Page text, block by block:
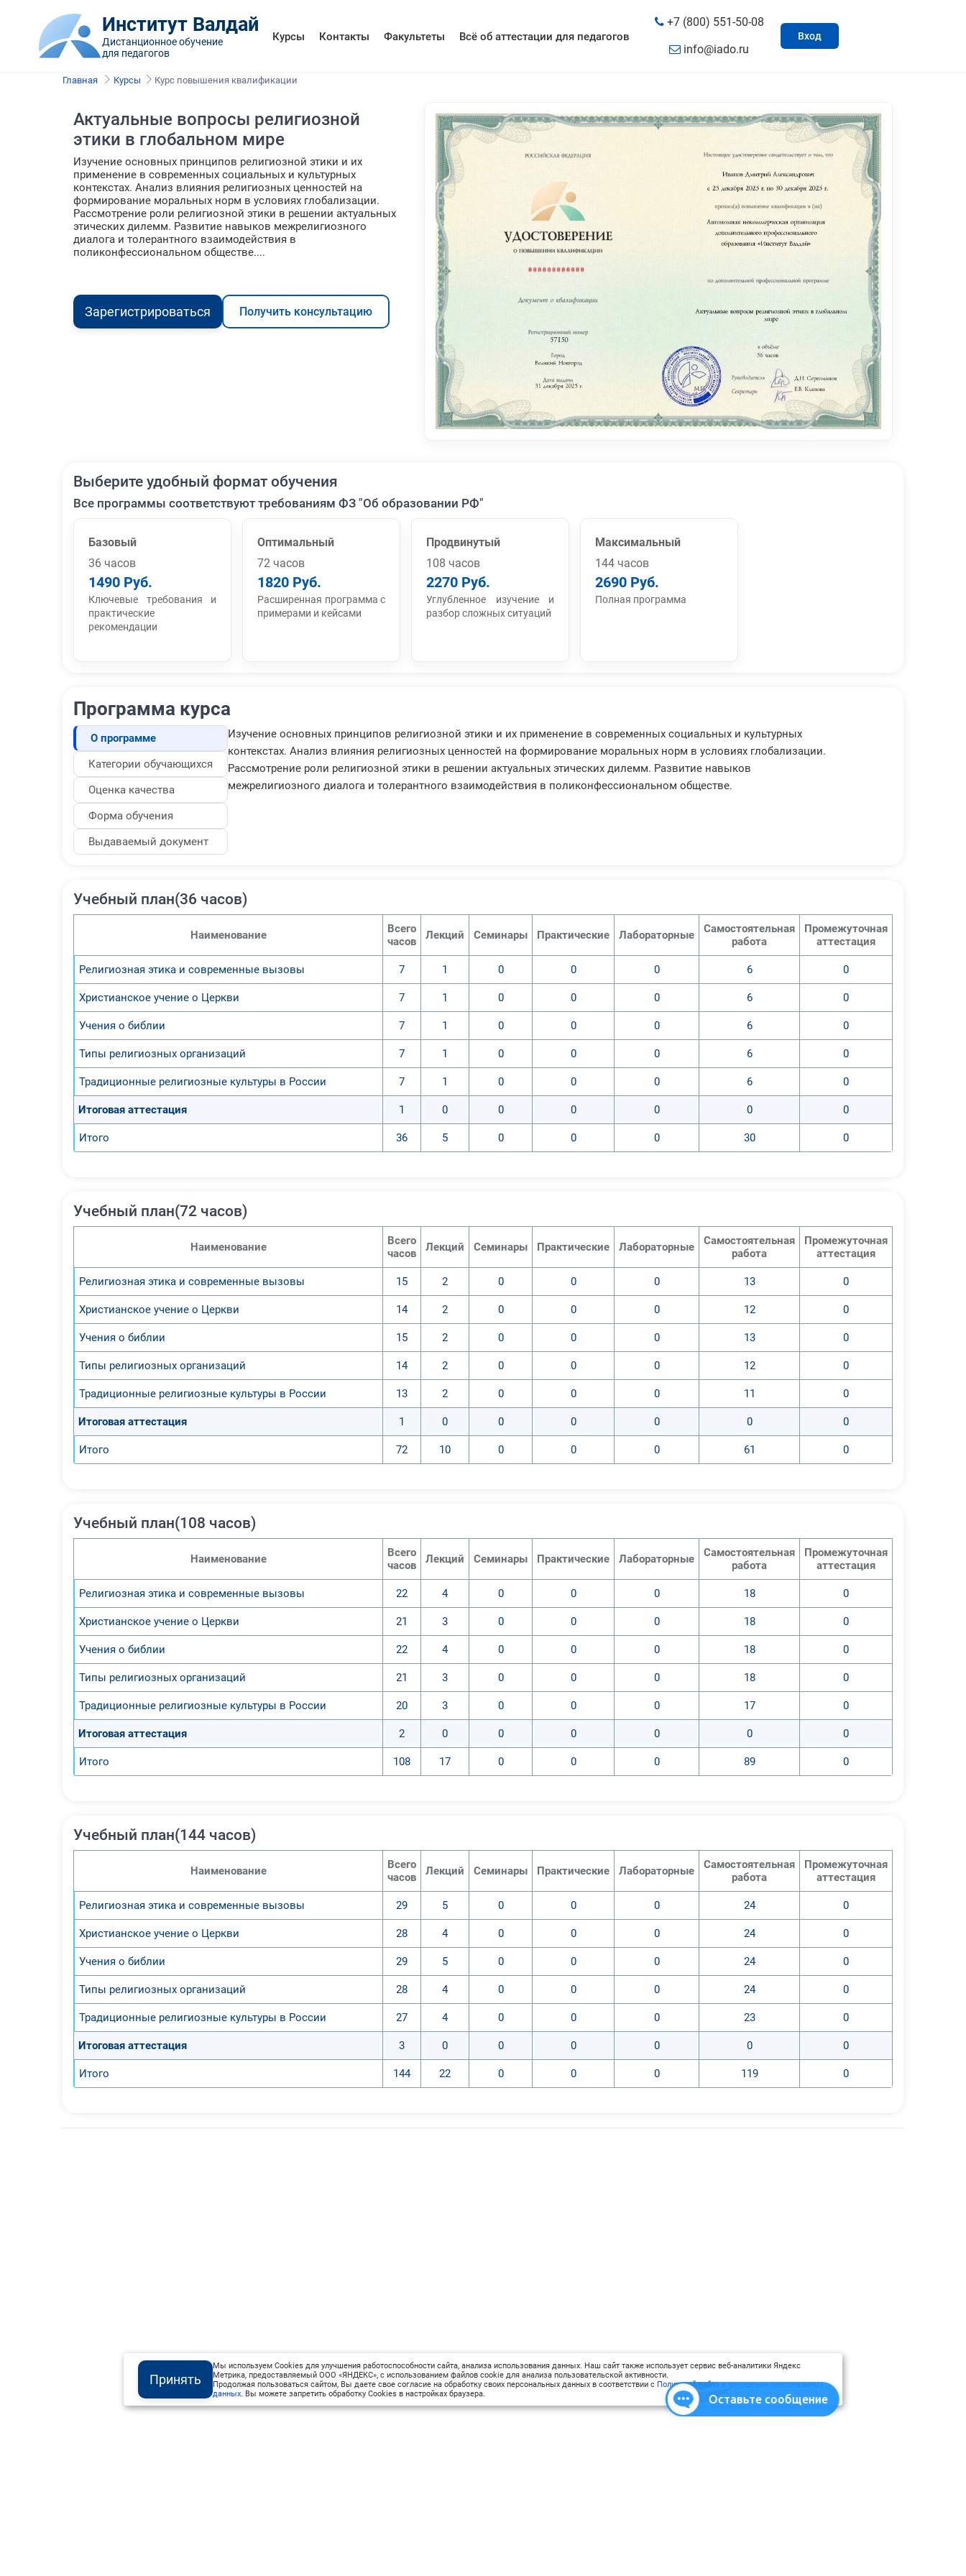
Институт Валдай
Дистанционное обучение
для педагогов
Курсы Контакты Факультеты Всё об аттестации для педагогов
+7 (800) 551-50-08
info@iado.ru
Вход
Главная Курсы Курс повышения квалификации
Актуальные вопросы религиозной
этики в глобальном мире
Изучение основных принципов религиозной этики и их
применение в современных социальных и культурных
контекстах. Анализ влияния религиозных ценностей на
формирование моральных норм в условиях глобализации.
Рассмотрение роли религиозной этики в решении актуальных
этических дилемм. Развитие навыков межрелигиозного
диалога и толерантного взаимодействия в
поликонфессиональном обществе....
Зарегистрироваться Получить консультацию
Выберите удобный формат обучения
Все программы соответствуют требованиям ФЗ "Об образовании РФ"
Базовый
36 часов
1490 Руб.
Ключевые требования и
практические
рекомендации
Оптимальный
72 часов
1820 Руб.
Расширенная программа с
примерами и кейсами
Продвинутый
108 часов
2270 Руб.
Углубленное изучение и
разбор сложных ситуаций
Максимальный
144 часов
2690 Руб.
Полная программа
Программа курса
О программе
Категории обучающихся
Оценка качества
Форма обучения
Выдаваемый документ
Изучение основных принципов религиозной этики и их применение в современных социальных и культурных
контекстах. Анализ влияния религиозных ценностей на формирование моральных норм в условиях глобализации.
Рассмотрение роли религиозной этики в решении актуальных этических дилемм. Развитие навыков
межрелигиозного диалога и толерантного взаимодействия в поликонфессиональном обществе.
Учебный план(36 часов)
Наименование
Всего
часов
Лекций Семинары Практические Лабораторные
Самостоятельная
работа
Промежуточная
аттестация
Религиозная этика и современные вызовы 7 1 0 0 0 6 0
Христианское учение о Церкви 7 1 0 0 0 6 0
Учения о библии 7 1 0 0 0 6 0
Типы религиозных организаций 7 1 0 0 0 6 0
Традиционные религиозные культуры в России 7 1 0 0 0 6 0
Итоговая аттестация 1 0 0 0 0 0 0
Итого 36 5 0 0 0 30 0
Учебный план(72 часов)
Наименование
Всего
часов
Лекций Семинары Практические Лабораторные
Самостоятельная
работа
Промежуточная
аттестация
Религиозная этика и современные вызовы 15 2 0 0 0 13 0
Христианское учение о Церкви 14 2 0 0 0 12 0
Учения о библии 15 2 0 0 0 13 0
Типы религиозных организаций 14 2 0 0 0 12 0
Традиционные религиозные культуры в России 13 2 0 0 0 11 0
Итоговая аттестация 1 0 0 0 0 0 0
Итого 72 10 0 0 0 61 0
Учебный план(108 часов)
Наименование
Всего
часов
Лекций Семинары Практические Лабораторные
Самостоятельная
работа
Промежуточная
аттестация
Религиозная этика и современные вызовы 22 4 0 0 0 18 0
Христианское учение о Церкви 21 3 0 0 0 18 0
Учения о библии 22 4 0 0 0 18 0
Типы религиозных организаций 21 3 0 0 0 18 0
Традиционные религиозные культуры в России 20 3 0 0 0 17 0
Итоговая аттестация 2 0 0 0 0 0 0
Итого 108 17 0 0 0 89 0
Учебный план(144 часов)
Наименование
Всего
часов
Лекций Семинары Практические Лабораторные
Самостоятельная
работа
Промежуточная
аттестация
Религиозная этика и современные вызовы 29 5 0 0 0 24 0
Христианское учение о Церкви 28 4 0 0 0 24 0
Учения о библии 29 5 0 0 0 24 0
Типы религиозных организаций 28 4 0 0 0 24 0
Традиционные религиозные культуры в России 27 4 0 0 0 23 0
Итоговая аттестация 3 0 0 0 0 0 0
Итого 144 22 0 0 0 119 0
Принять
Мы используем Cookies для улучшения работоспособности сайта, анализа использования данных. Наш сайт также использует сервис веб-аналитики Яндекс
Метрика, предоставляемый ООО «ЯНДЕКС», с использованием файлов cookie для анализа пользовательской активности.
Продолжая пользоваться сайтом, Вы даете свое согласие на обработку своих персональных данных в соответствии с Политикой сайта в отношении персональных
данных . Вы можете запретить обработку Cookies в настройках браузера. Оставьте сообщение